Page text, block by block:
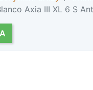
Axia III XL 6 S